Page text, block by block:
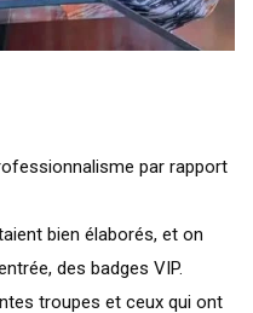
par rapport
bien élaborés, et on
des badges VIP.
troupes et ceux qui ont